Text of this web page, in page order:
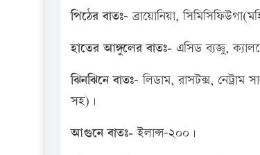
পিঠের বাতঃ– ব্রায়োনিয়া,
হাতের আঙ্গুলের বাতঃ- এসিড ব্যজ্ঞু,
ঝিনঝিনে বাতঃ– লিডাম, রাসটক্স,
সহ)।
আগুনে বাতঃ- ইলাপ্স-২০০।